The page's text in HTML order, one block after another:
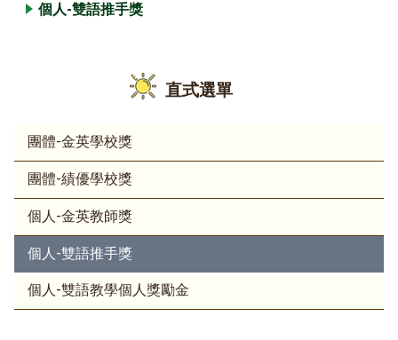
個人-雙語推手獎
直式選單
團體-金英學校獎
團體-績優學校獎
個人-金英教師獎
個人-雙語推手獎
個人-雙語教學個人獎勵金